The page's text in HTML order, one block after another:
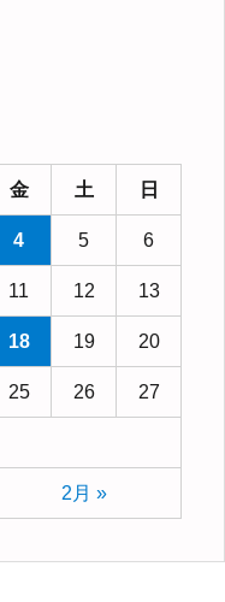
金 土 日
2月 »
4 5 6
11 12 13
18 19 20
25 26 27